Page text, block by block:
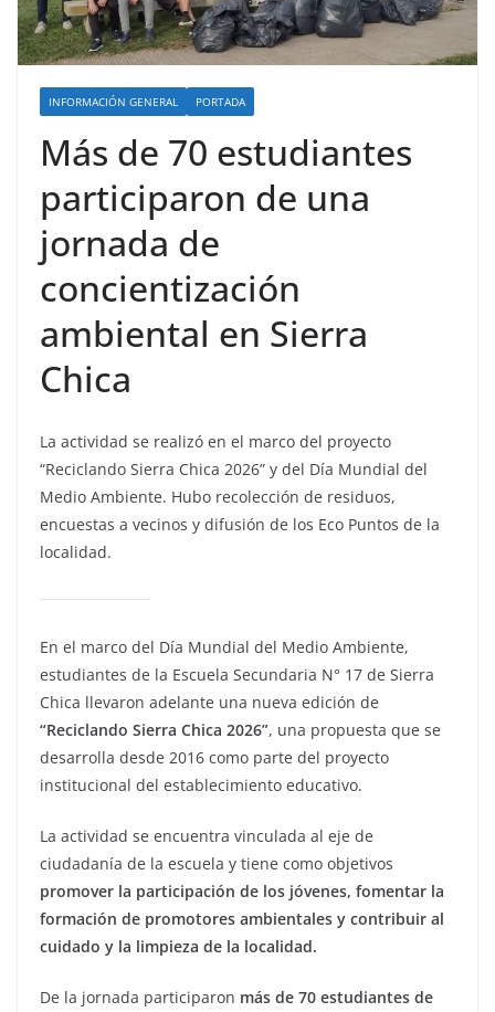
INFORMACIÓN GENERAL PORTADA
Más de 70 estudiantes
participaron de una
jornada de
concientización
ambiental en Sierra
Chica
La actividad se realizó en el marco del proyecto
“Reciclando Sierra Chica 2026” y del Día Mundial del
Medio Ambiente. Hubo recolección de residuos,
encuestas a vecinos y difusión de los Eco Puntos de la
localidad.
En el marco del Día Mundial del Medio Ambiente,
estudiantes de la Escuela Secundaria N° 17 de Sierra
Chica llevaron adelante una nueva edición de
“Reciclando Sierra Chica 2026”, una propuesta que se
desarrolla desde 2016 como parte del proyecto
institucional del establecimiento educativo.
La actividad se encuentra vinculada al eje de
ciudadanía de la escuela y tiene como objetivos
promover la participación de los jóvenes, fomentar la
formación de promotores ambientales y contribuir al
cuidado y la limpieza de la localidad.
De la jornada participaron más de 70 estudiantes de